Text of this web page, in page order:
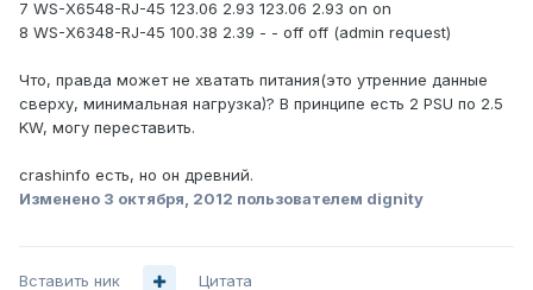
7 WS-X6548-RJ-45 123.06 2.93 123.06 2.93 on on
8 WS-X6348-RJ-45 100.38 2.39 - - off off (admin request)
Что, правда может не хватать питания(это утренние данные
сверху, минимальная нагрузка)? В принципе есть 2 PSU по 2.5
KW, могу переставить.
crashinfo есть, но он древний.
Изменено 3 октября, 2012 пользователем dignity
Вставить ник Цитата